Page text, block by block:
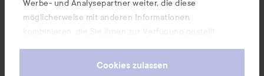
Werbe- und Analysepartner weiter, die diese
möglicherweise mit anderen Informationen
kombinieren, die Sie ihnen zur Verfügung gestellt
gesammelt haben. Wenn Sie unsere Website weiterhin
Cookies zulassen